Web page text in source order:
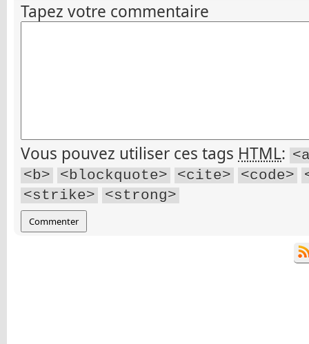
Tapez votre commentaire
Vous pouvez utiliser ces tags HTML:
<b>
<blockquote> <cite> <code>
<strike>
<strong>